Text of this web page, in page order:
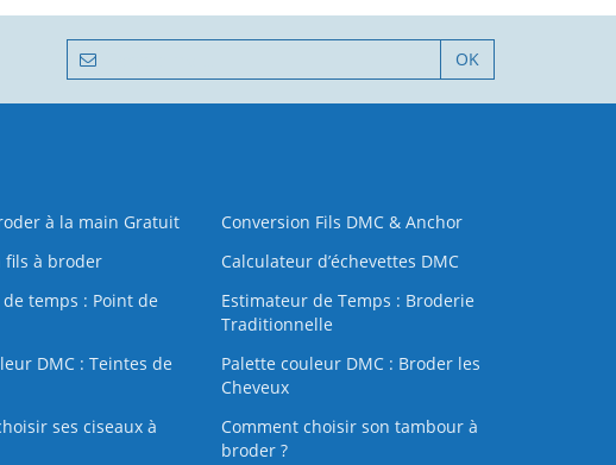
OK
à la main Gratuit
Conversion Fils DMC & Anchor
fils à broder
Calculateur d’échevettes DMC
temps : Point de
Estimateur de Temps : Broderie
Traditionnelle
DMC : Teintes de
Palette couleur DMC : Broder les
Cheveux
ses ciseaux à
Comment choisir son tambour à
broder ?